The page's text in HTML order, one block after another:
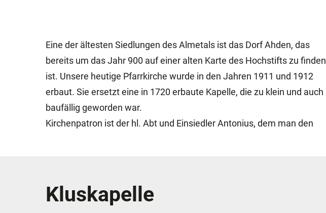
Eine der ältesten Siedlungen des Almetals ist das Dorf Ahden, das
bereits um das Jahr 900 auf einer alten Karte des Hochstifts zu finden
ist. Unsere heutige Pfarrkirche wurde in den Jahren 1911 und 1912
erbaut. Sie ersetzt eine in 1720 erbaute Kapelle, die zu klein und auch
baufällig geworden war.
Kirchenpatron ist der hl. Abt und Einsiedler Antonius, dem man den
Kluskapelle